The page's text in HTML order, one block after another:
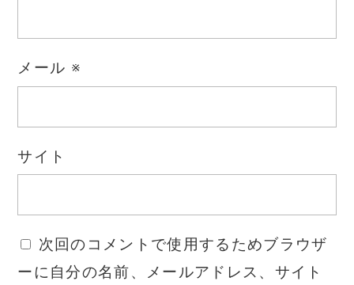
メール ※
サイト
次回のコメントで使用するためブラウザ
ーに自分の名前、メールアドレス、サイト